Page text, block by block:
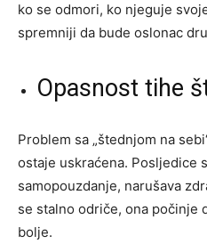
ko se odmori, ko njeguje
spremniji da bude oslonac
Opasnost tihe
Problem sa „štednjom na
ostaje uskraćena. Posljedice
samopouzdanje, narušava
se stalno odriče, ona počinje
bolje.